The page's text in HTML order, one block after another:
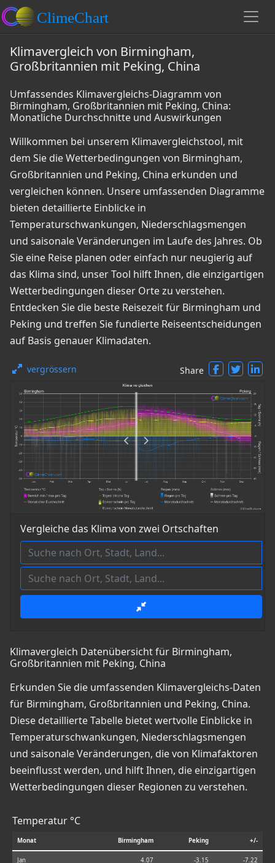
Klimavergleich von Birmingham,
Großbritannien mit Peking, China
Umfassendes Klimavergleichs-Diagramm von
Birmingham, Großbritannien mit Peking, China:
Monatliche Durchschnitte und Auswirkungen
Willkommen bei unserem Klimavergleichstool, mit
dem Sie die Wetterbedingungen von Birmingham,
Großbritannien und Peking, China erkunden und
vergleichen können. Unsere umfassenden Diagramme
bieten detaillierte Einblicke in
Temperaturschwankungen, Niederschlagsmengen
und saisonale Veränderungen im Laufe des Jahres. Ob
Sie eine Reise planen oder einfach nur neugierig auf
das Klima sind, unser Tool hilft Ihnen, die einzigartigen
Wetterbedingungen dieser Orte zu verstehen.
Entdecken Sie die beste Reisezeit für Birmingham und
Peking und treffen Sie fundierte Reiseentscheidungen
auf Basis genauer Klimadaten.
vergrössern Share
Vergleiche das Klima von zwei Ortschaften
Klimavergleich Datenübersicht für Birmingham,
Großbritannien mit Peking, China
Erkunden Sie die umfassenden Klimavergleichs-Daten
für Birmingham, Großbritannien und Peking, China.
Diese detaillierte Tabelle bietet wertvolle Einblicke in
Temperaturschwankungen, Niederschlagsmengen
und saisonale Veränderungen, die von Klimafaktoren
beeinflusst werden, und hilft Ihnen, die einzigartigen
Wetterbedingungen dieser Regionen zu verstehen.
Temperatur °C
Monat Birmingham Peking +/-
Jan 4.07 -3.15 -7.22